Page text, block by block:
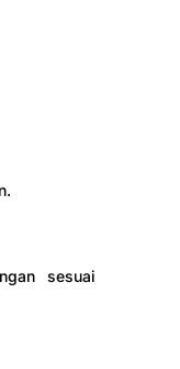
sesuai